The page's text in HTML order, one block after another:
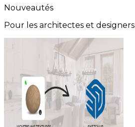
Nouveautés
Pour les architectes et designers